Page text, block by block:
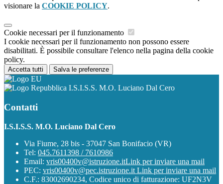
visionare la COOKIE POLICY.
Cookie necessari per il funzionamento
I cookie necessari per il funzionamento non possono essere
disabilitati. È possibile consultare l'elenco nella pagina della cookie
policy.
Accetta tutti Salva le preferenze
I.S.I.S.S. M.O. Luciano Dal Cero
Contatti
I.S.I.S.S. M.O. Luciano Dal Cero
Via Fiume, 28 bis - 37047 San Bonifacio (VR)
Tel: 045.7611398 / 7610986
Email: vris00400v@istruzione.itLink per inviare una mail
PEC: vris00400v@pec.istruzione.it Link per inviare una mail
C.F.: 83002690234, Codice unico di fatturazione: UF2N3V